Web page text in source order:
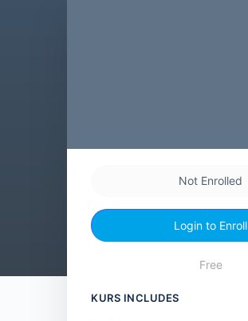
Not Enrolled
Login to Enroll
Free
KURS INCLUDES